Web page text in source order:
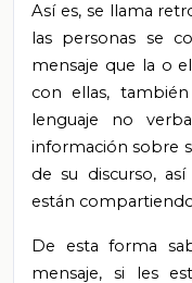
Así es, se llama
las personas se
mensaje que la o
con ellas,
lenguaje no
información sobre
de su discurso,
están
De esta forma
mensaje, si les